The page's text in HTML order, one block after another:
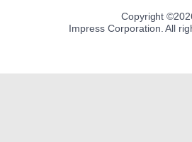
Copyright ©
Impress Corporation. All